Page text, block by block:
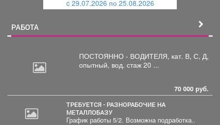
c 29.07.2026 по 25.08.2026
РАБОТА
ПОСТОЯННО - ВОДИТЕЛЯ, кат. В, С, Д,
опытный, вод. стаж 20 ...
70 000 руб.
ТРЕБУЕТСЯ - РАЗНОРАБОЧИЕ НА
МЕТАЛЛОБАЗУ
График работы 5/2. Возможна подработка..